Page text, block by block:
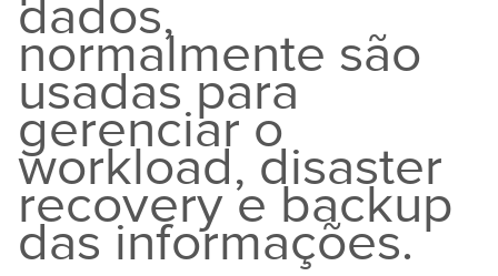
dados,
normalmente são
usadas para
gerenciar o
workload, disaster
recovery e backup
das informações.